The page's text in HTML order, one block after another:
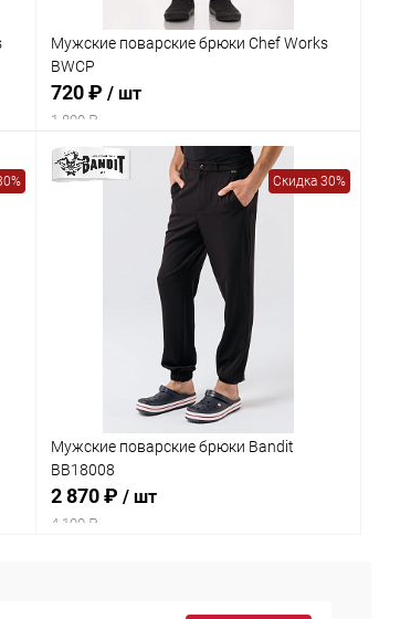
Мужские поварские брюки Chef Works
BWCP
720 ₽ / шт
1 800 ₽
Скидка 30%
Мужские поварские брюки Bandit
BB18008
2 870 ₽ / шт
4 100 ₽